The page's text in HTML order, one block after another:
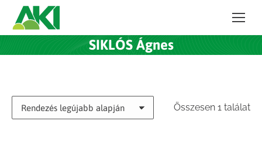
SIKLÓS Ágnes
Összesen 1 találat